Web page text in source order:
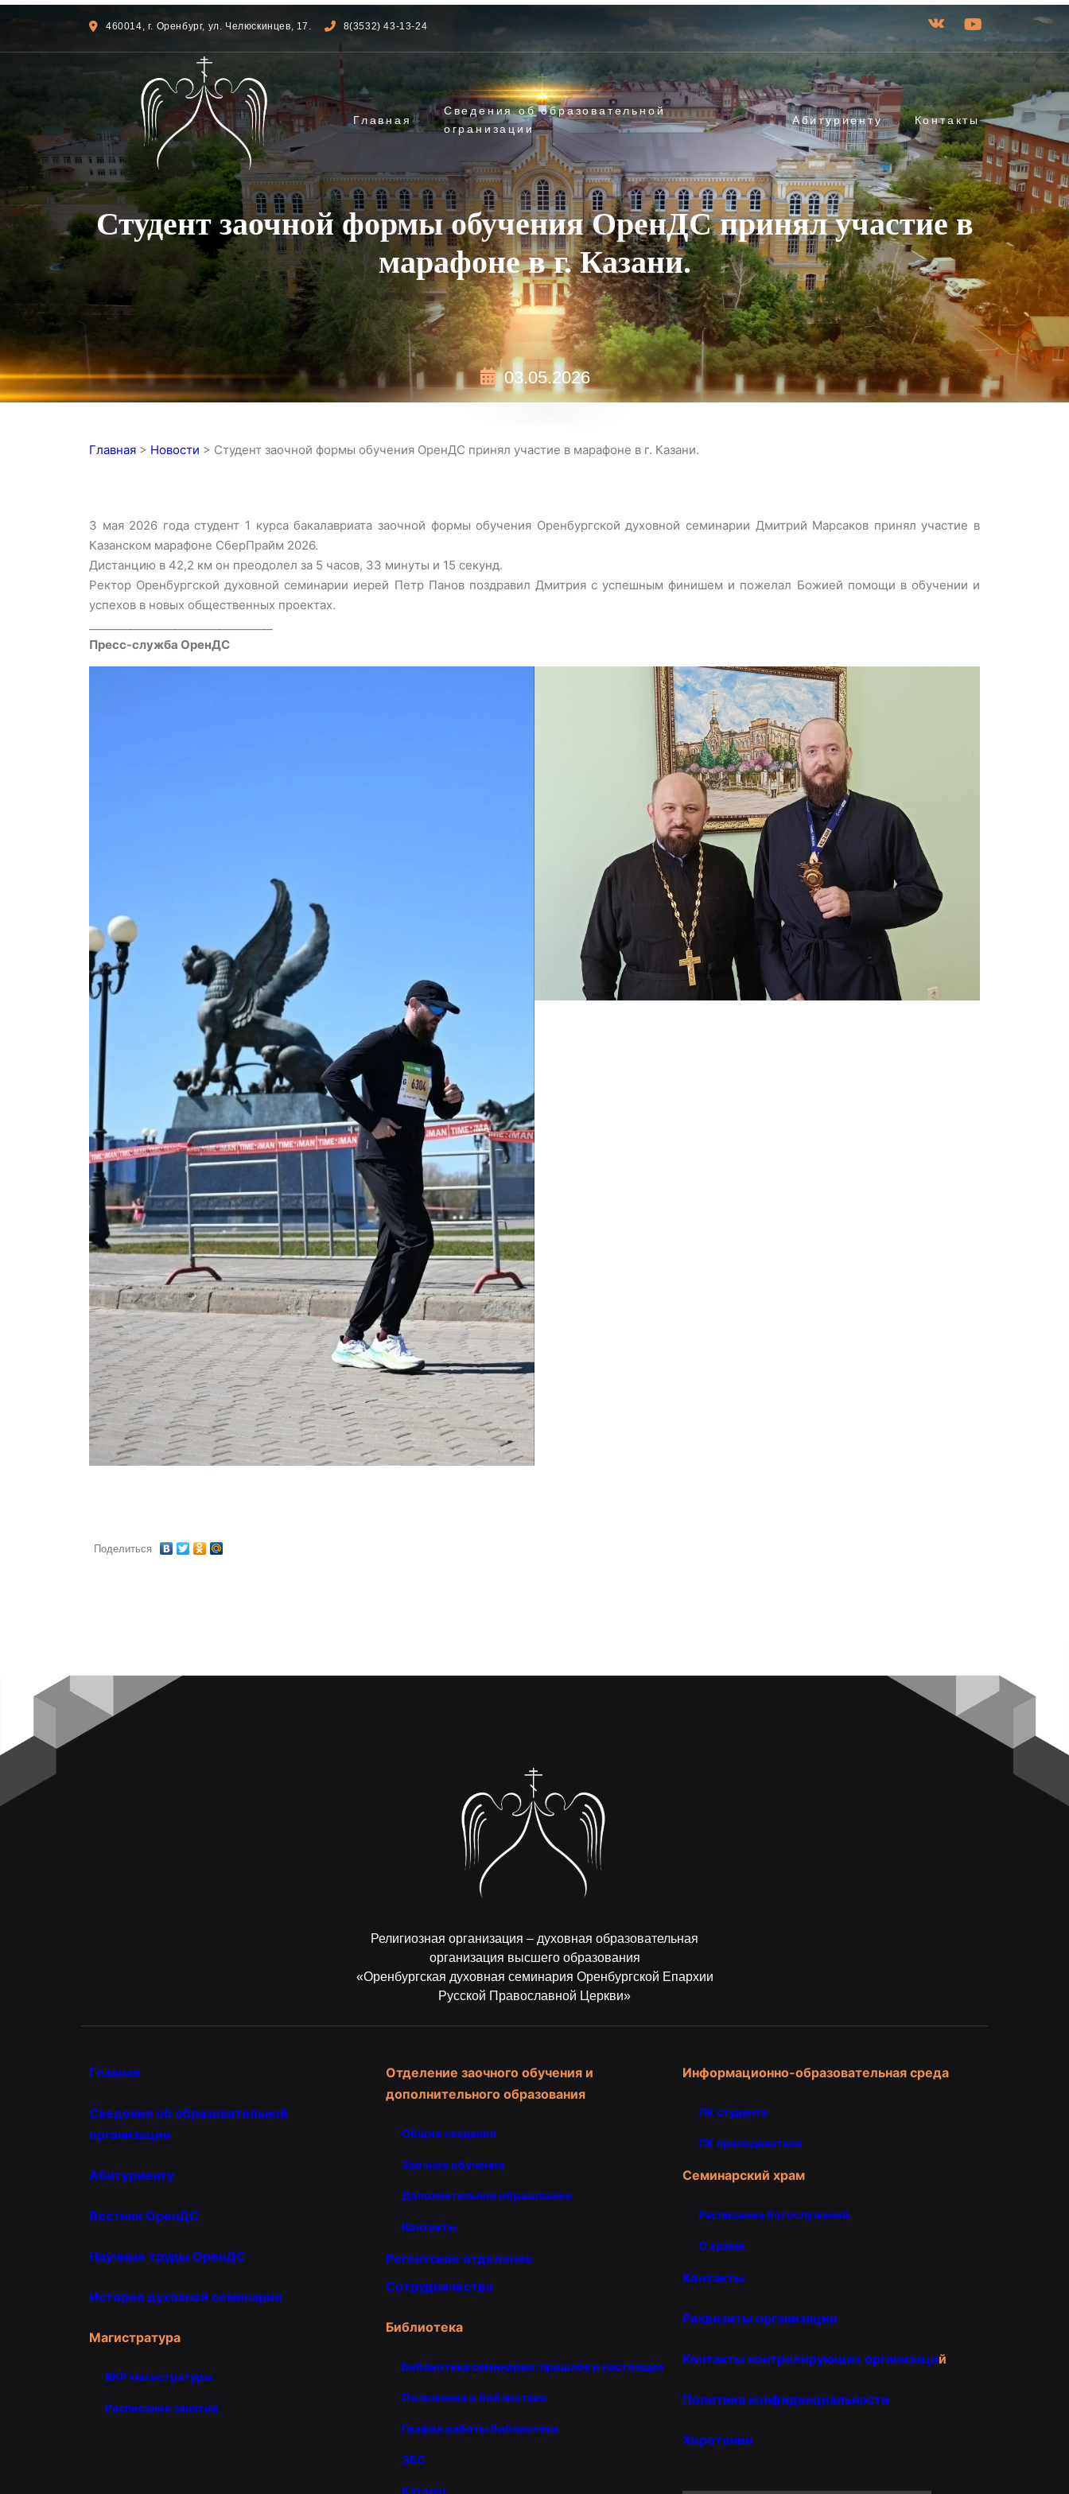
460014, г. Оренбург, ул. Челюскинцев, 17. 8(3532) 43-13-24
Главная
Сведения об образовательной
огранизации
Абитуриенту Контакты
Студент заочной формы обучения ОренДС принял участие в
марафоне в г. Казани.
03.05.2026
Главная > Новости > Студент заочной формы обучения ОренДС принял участие в марафоне в г. Казани.
3 мая 2026 года студент 1 курса бакалавриата заочной формы обучения Оренбургской духовной семинарии Дмитрий Марсаков принял участие в
Казанском марафоне СберПрайм 2026.
Дистанцию в 42,2 км он преодолел за 5 часов, 33 минуты и 15 секунд.
Ректор Оренбургской духовной семинарии иерей Петр Панов поздравил Дмитрия с успешным финишем и пожелал Божией помощи в обучении и
успехов в новых общественных проектах.
Пресс-служба ОренДС
Поделиться
Религиозная организация – духовная образовательная
организация высшего образования
«Оренбургская духовная семинария Оренбургской Епархии
Русской Православной Церкви»
Главная
Сведения об образовательной
организации
Абитуриенту
Вестник ОренДС
Научные труды ОренДС
История духовной семинарии
Магистратура
ВКР магистратуры
Расписание занятий
Отделение заочного обучения и
дополнительного образования
Общие сведения
Заочное обучение
Дополнительное образование
Контакты
Регентское отделение
Сотрудничество
Библиотека
Библиотека семинарии: прошлое и настоящее
Положение о библиотеке
График работы библиотеки
ЭБС
Каталог
Информационно-образовательная среда
ЛК студента
ЛК преподавателя
Семинарский храм
Расписание богослужений
О храме
Контакты
Реквизиты организации
Контакты контролирующих организаций
Политика конфиденциальности
Хиротонии